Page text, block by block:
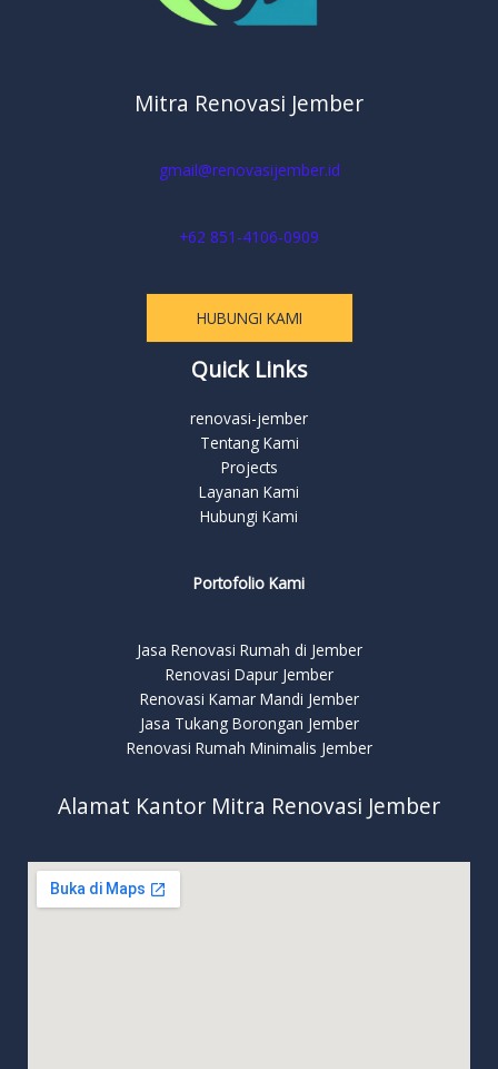
Mitra Renovasi Jember
gmail@renovasijember.id
+62 851-4106-0909
HUBUNGI KAMI
Quick Links
renovasi-jember
Tentang Kami
Projects
Layanan Kami
Hubungi Kami
Portofolio Kami
Jasa Renovasi Rumah di Jember
Renovasi Dapur Jember
Renovasi Kamar Mandi Jember
Jasa Tukang Borongan Jember
Renovasi Rumah Minimalis Jember
Alamat Kantor Mitra Renovasi Jember